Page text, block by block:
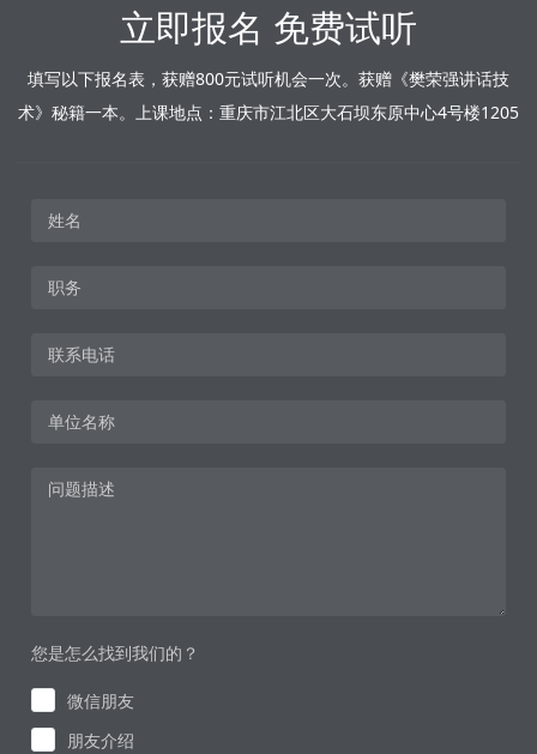
立即报名 免费试听
填写以下报名表，获赠800元试听机会一次。获赠《樊荣强讲话技
术》秘籍一本。上课地点：重庆市江北区大石坝东原中心4号楼1205
您是怎么找到我们的？
微信朋友
朋友介绍